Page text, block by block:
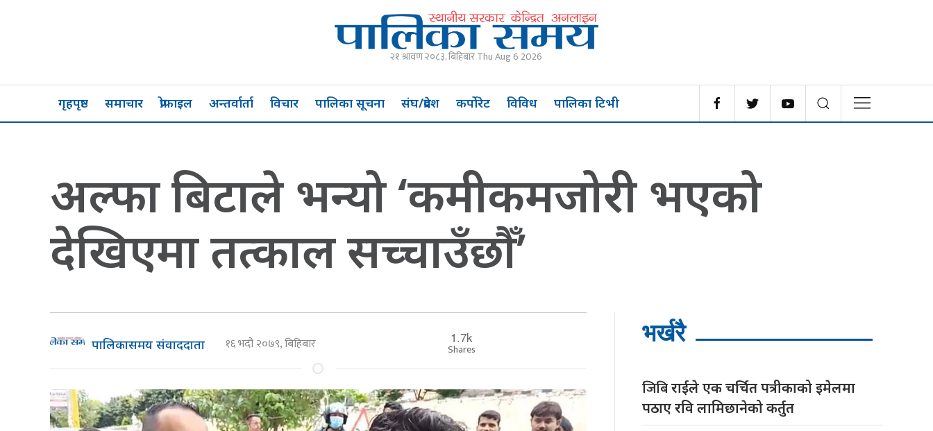
२१ श्रावण २०८३, बिहिबार Thu Aug 6 2026
गृहपृष्ठ समाचार प्रोफाइल अन्तर्वार्ता विचार पालिका सूचना संघ/प्रदेश कर्पोरेट विविध पालिका टिभी
अल्फा बिटाले भन्यो ‘कमीकमजोरी भएको
देखिएमा तत्काल सच्चाउँछौँ’
पालिकासमय संवाददाता १६ भदौ २०७९, बिहिबार 1.7k
Shares
भर्खरै
जिबिराईले एक चर्चित पत्रीकाको इमेलमा
पठाए रवि लामिछानेको कर्तुत